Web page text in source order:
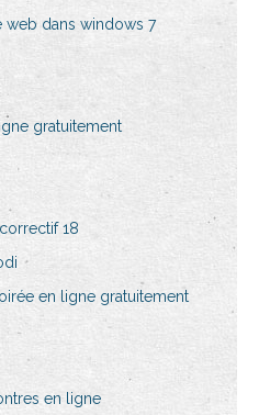
dans windows 7
gratuitement
18
en ligne gratuitement
en ligne